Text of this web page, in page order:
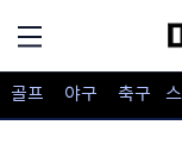
골프 야구 축구